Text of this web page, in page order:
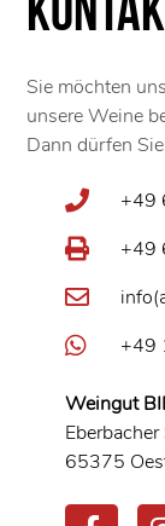
Sie möchten
unsere Weine
Dann dürfen
+49
+49
+49
Weingut
65375